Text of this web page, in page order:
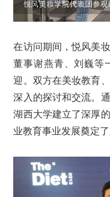
在访问期间，悦风美
董事谢燕青、刘巍等
迎。双方在美妆教育
深入的探讨和交流。
湖西大学建立了深厚
业教育事业发展奠定了